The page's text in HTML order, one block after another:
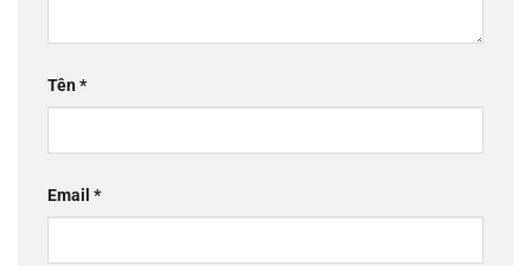
Tên*
Email *